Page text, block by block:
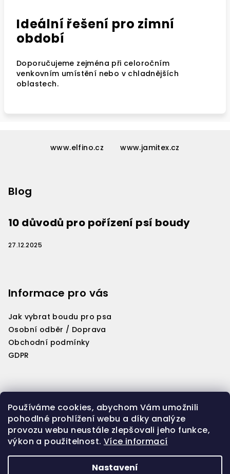
Používáme cookies, abychom Vám umožnili
pohodlné prohlížení webu a díky analýze
provozu webu neustále zlepšovali jeho funkce,
výkon a použitelnost. Více informací
Nastavení
Ideální řešení pro zimní
období
Doporučujeme zejména při celoročním
venkovním umístění nebo v chladnějších
oblastech.
www.elfino.cz www.jamitex.cz
Blog
10 důvodů pro pořízení psí boudy
27.12.2025
Informace pro vás
Jak vybrat boudu pro psa
Osobní odběr / Doprava
Obchodní podmínky
GDPR
Kontakt
info
woriginal.cz
606 651 645